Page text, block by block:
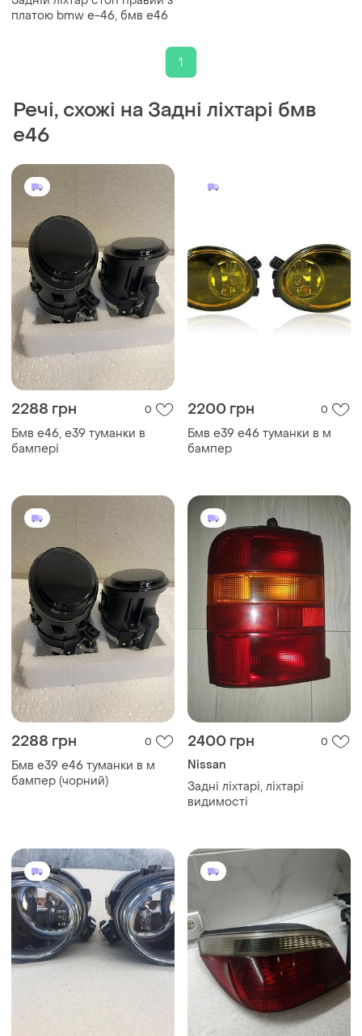
платою bmw e-46, бмв е46
1
Речі, схожі на Задні ліхтарі бмв
е46
2288 грн 0
Бмв е46, е39 туманки в
бампері
2200 грн 0
Бмв е39 е46 туманки в м
бампер
2288 грн 0
Бмв е39 е46 туманки в м
бампер (чорний)
2400 грн 0
Nissan
Задні ліхтарі, ліхтарі
видимості